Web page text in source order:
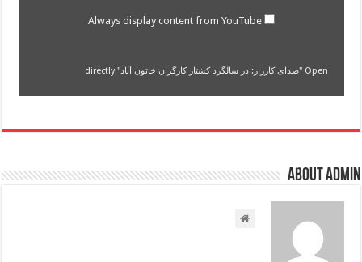
Always display content from YouTube
Open "صدای کارزار: در سالگرد کشتار کارگران خاتون آباد" directly
About admin